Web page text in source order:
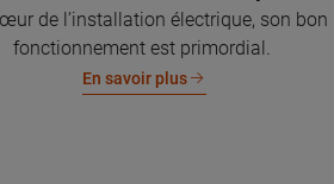
de l’installation électrique, son bon
fonctionnement est primordial.
En savoir plus